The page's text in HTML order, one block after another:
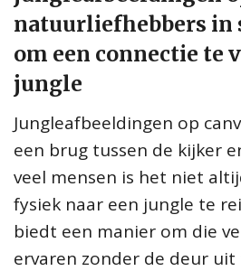
natuurliefhebbers in
om een connectie te
jungle
Jungleafbeeldingen op
een brug tussen de kijker
veel mensen is het niet
fysiek naar een jungle te
biedt een manier om die
ervaren zonder de deur uit